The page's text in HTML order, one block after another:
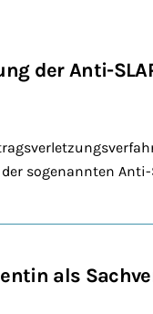
der Anti-
sogenannten Anti-
als